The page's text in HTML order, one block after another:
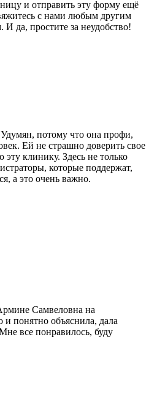
и отправить эту форму ещё
с нами любым другим
да, простите за неудобство!
потому что она профи,
Ей не страшно доверить свое
клинику. Здесь не только
которые поддержат,
а это очень важно.
Самвеловна на
и понятно объяснила, дала
все понравилось, буду